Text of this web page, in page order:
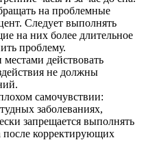
на проблемные
Следует выполнять
на них более длительное
проблему.
действовать
не должны
самочувствии:
заболеваниях,
запрещается выполнять
после корректирующих